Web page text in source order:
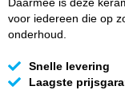
voor iedereen die op
onderhoud.
Snelle levering
Laagste